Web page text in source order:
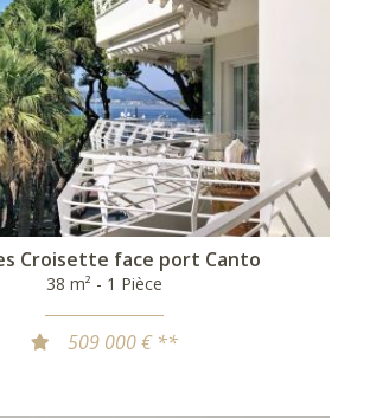
Croisette face port Canto
38 m² - 1 Pièce
509 000 € **